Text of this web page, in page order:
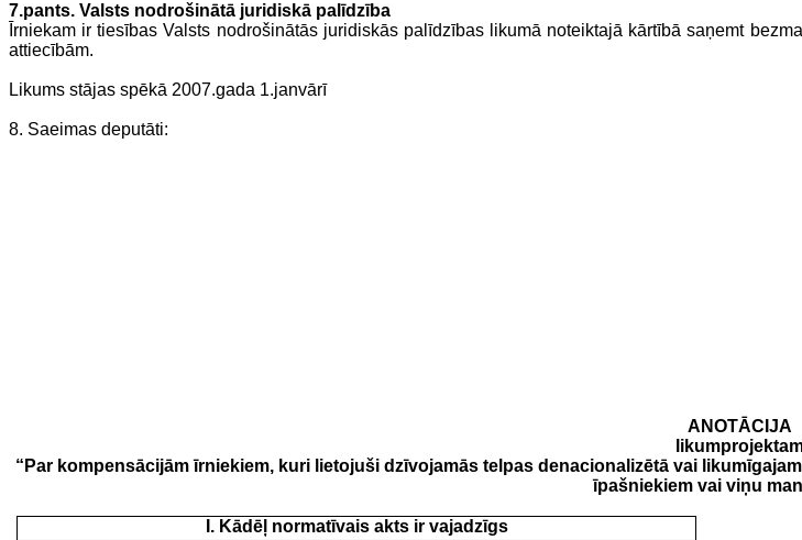
7.pants. Valsts nodrošinātā juridiskā palīdzība
Īrniekam ir tiesības Valsts nodrošinātās juridiskās palīdzības likumā noteiktajā kārtībā saņemt
attiecībām.
Likums stājas spēkā 2007.gada 1.janvārī
8. Saeimas deputāti:
ANOTĀCIJA
“ Par kompensācijām īrniekiem, kuri lietojuši dzīvojamās telpas denacionalizētā vai
īpašniekiem vai viņu
I. Kādēļ normatīvais akts ir vajadzīgs